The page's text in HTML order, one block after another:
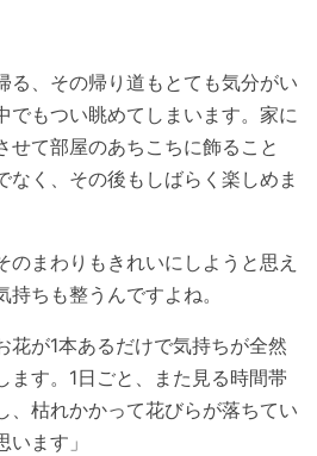
る、その帰り道もとても気分がい
でもつい眺めてしまいます。家に
せて部屋のあちこちに飾ること
なく、その後もしばらく楽しめま
のまわりもきれいにしようと思え
ちも整うんですよね。
花が1本あるだけで気持ちが全然
ます。1日ごと、また見る時間帯
、枯れかかって花びらが落ちてい
ます」